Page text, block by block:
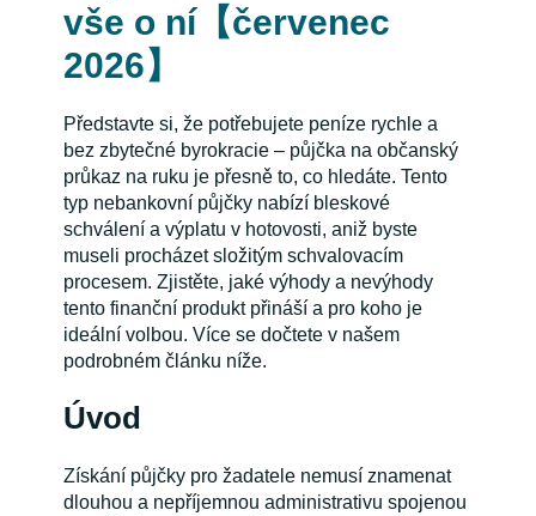
vše o ní【červenec
2026】
Představte si, že potřebujete peníze rychle a
bez zbytečné byrokracie – půjčka na občanský
průkaz na ruku je přesně to, co hledáte. Tento
typ nebankovní půjčky nabízí bleskové
schválení a výplatu v hotovosti, aniž byste
museli procházet složitým schvalovacím
procesem. Zjistěte, jaké výhody a nevýhody
tento finanční produkt přináší a pro koho je
ideální volbou. Více se dočtete v našem
podrobném článku níže.
Úvod
Získání půjčky pro žadatele nemusí znamenat
dlouhou a nepříjemnou administrativu spojenou